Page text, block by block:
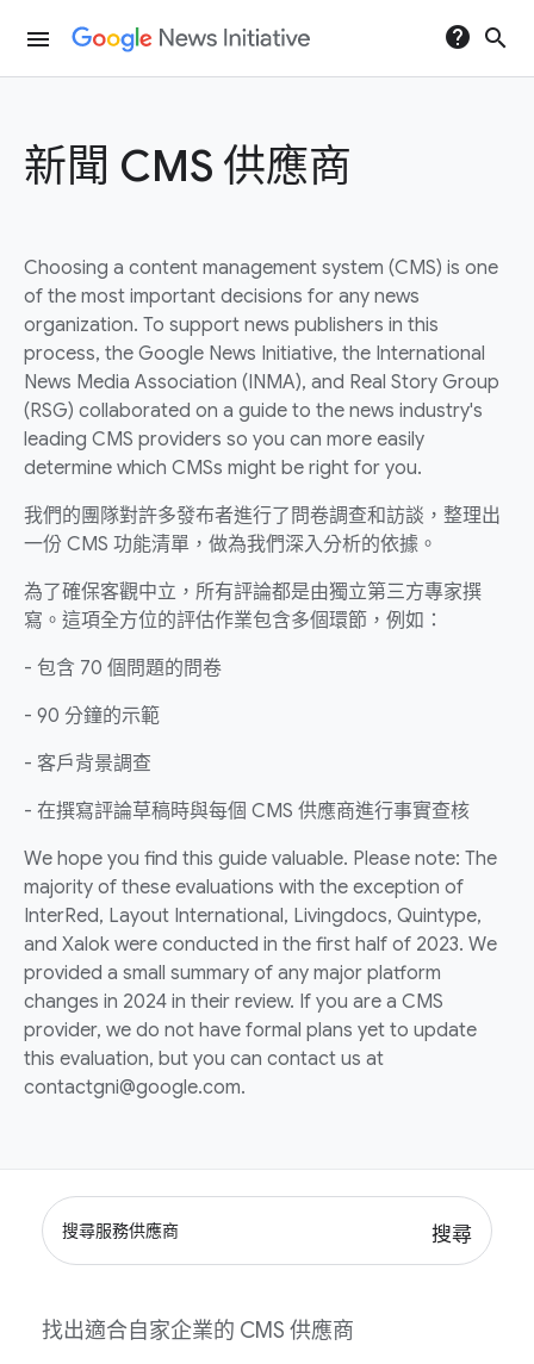
menu help search
新聞 CMS 供應商
Choosing a content management system (CMS) is one
of the most important decisions for any news
organization. To support news publishers in this
process, the Google News Initiative, the International
News Media Association (INMA), and Real Story Group
(RSG) collaborated on a guide to the news industry's
leading CMS providers so you can more easily
determine which CMSs might be right for you.
我們的團隊對許多發布者進行了問卷調查和訪談，整理出
一份 CMS 功能清單，做為我們深入分析的依據。
為了確保客觀中立，所有評論都是由獨立第三方專家撰
寫。這項全方位的評估作業包含多個環節，例如：
- 包含 70 個問題的問卷
- 90 分鐘的示範
- 客戶背景調查
- 在撰寫評論草稿時與每個 CMS 供應商進行事實查核
We hope you find this guide valuable. Please note: The
majority of these evaluations with the exception of
InterRed, Layout International, Livingdocs, Quintype,
and Xalok were conducted in the first half of 2023. We
provided a small summary of any major platform
changes in 2024 in their review. If you are a CMS
provider, we do not have formal plans yet to update
this evaluation, but you can contact us at
contactgni@google.com.
找出適合自家企業的 CMS 供應商
搜尋